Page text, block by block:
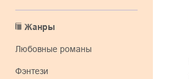
Жанры
любовные романы
фэнтези